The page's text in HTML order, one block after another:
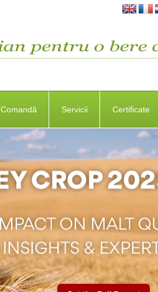
Comandă Servicii Certificate